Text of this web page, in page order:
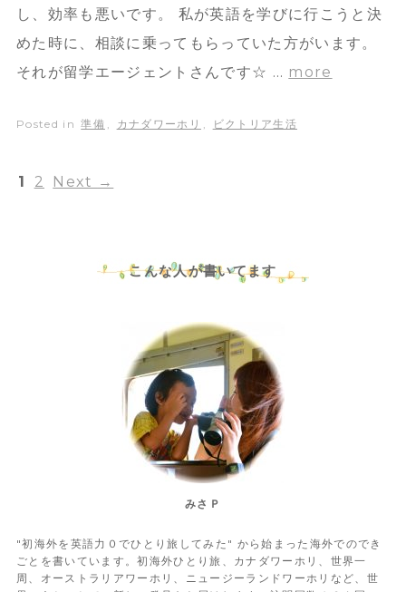
し、効率も悪いです。 私が英語を学びに行こうと決
めた時に、相談に乗ってもらっていた方がいます。
それが留学エージェントさんです☆ … more
Posted in 準備 カナダワーホリ ビクトリア生活
1 2 Next →
こんな人が書いてます
みさＰ
"初海外を英語力０でひとり旅してみた" から始まった海外でのでき
ごとを書いています。初海外ひとり旅、カナダワーホリ、世界一
周、オーストラリアワーホリ、ニュージーランドワーホリなど、世